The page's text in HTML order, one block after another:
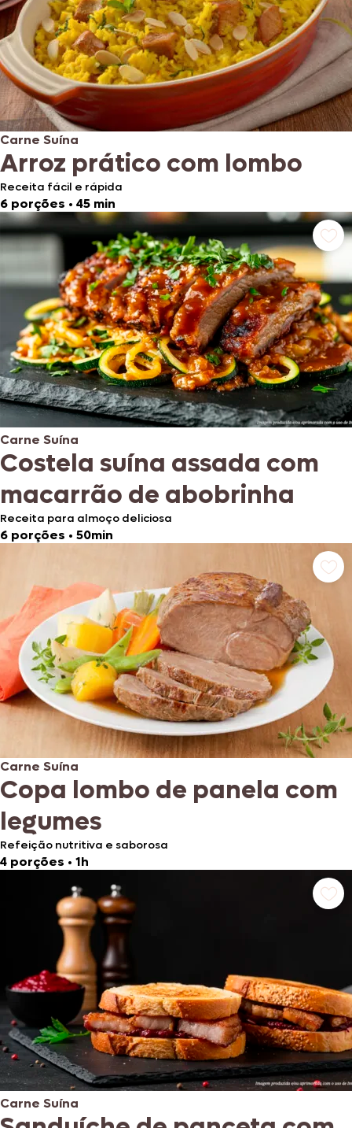
Carne Suína
Arroz prático com lombo
Receita fácil e rápida
6 porções • 45 min
Carne Suína
Costela suína assada com
macarrão de abobrinha
Receita para almoço deliciosa
6 porções • 50min
Carne Suína
Copa lombo de panela com
legumes
Refeição nutritiva e saborosa
4 porções • 1h
Carne Suína